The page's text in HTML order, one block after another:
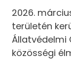
2026.
területén
Állatvédelmi
közösségi